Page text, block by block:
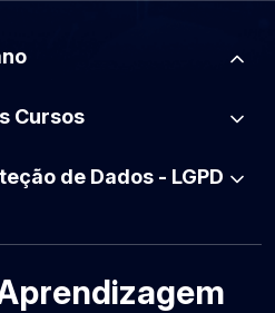
Cursos
de Dados - LGPD